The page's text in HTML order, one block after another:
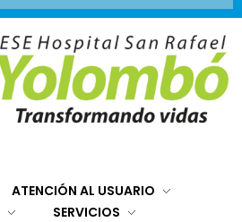
ATENCIÓN AL USUARIO
SERVICIOS